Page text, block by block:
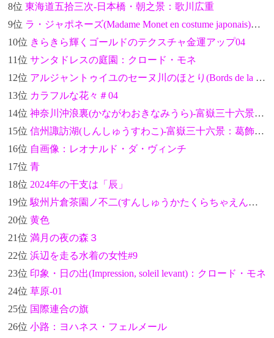
8位 東海道五拾三次-日本橋・朝之景：歌川広重
9位 ラ・ジャポネーズ(Madame Monet en costume japonais)：クロード・モネ
10位 きらきら輝くゴールドのテクスチャ金運アップ04
11位 サンタドレスの庭園：クロード・モネ
12位 アルジャントゥイユのセーヌ川のほとり(Bords de la Seine à Argenteuil)：クロード・モネ
13位 カラフルな花々＃04
14位 神奈川沖浪裏(かながわおきなみうら)-富嶽三十六景：葛飾北斎
15位 信州諏訪湖(しんしゅうすわこ)-富嶽三十六景：葛飾北斎
16位 自画像：レオナルド・ダ・ヴィンチ
17位 青
18位 2024年の干支は「辰」
19位 駿州片倉茶園ノ不二(すんしゅうかたくらちゃえんのふじ)-富嶽三十六景：葛飾北斎
20位 黄色
21位 満月の夜の森３
22位 浜辺を走る水着の女性#9
23位 印象・日の出(Impression, soleil levant)：クロード・モネ
24位 草原-01
25位 国際連合の旗
26位 小路：ヨハネス・フェルメール